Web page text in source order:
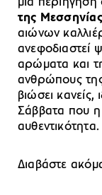
της
αιώνων
ανεφοδιαστεί
αρώματα και
ανθρώπους της.
βιώσει κανείς,
Σάββατα που η
αυθεντικότητα.
Διαβάστε